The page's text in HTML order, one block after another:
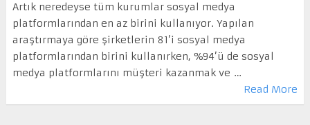
Artık neredeyse tüm kurumlar sosyal medya
platformlarından en az birini kullanıyor. Yapılan
araştırmaya göre şirketlerin 81’i sosyal medya
platformlarından birini kullanırken, %94’ü de sosyal
medya platformlarını müşteri kazanmak ve …
Read More